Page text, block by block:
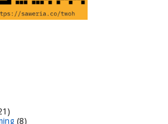
(8)